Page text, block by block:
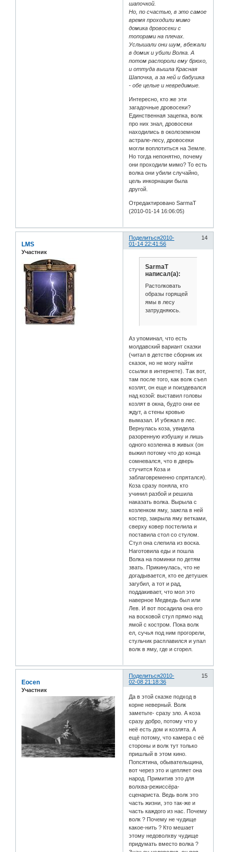
шапочкой.
Но, по счастью, в это самое
время проходили мимо
домика дровосеки с
топорами на плечах.
Услышали они шум, вбежали
в домик и убили Волка. А
потом распороли ему брюхо,
и оттуда вышла Красная
Шапочка, а за ней и бабушка
- обе целые и невредимые.
Интересно, кто же эти
загадочные дровосеки?
Единственная зацепка, волк
про них знал, дровосеки
находились в околоземном
астрале-лесу, дровосеки
могли воплотиться на Земле.
Но тогда непонятно, почему
они проходили мимо? То есть
волка они убили случайно,
цель инкорнации была
другой.
Отредактировано SarmaT
(2010-01-14 16:06:05)
Поделиться 14
2010-
01-14 22:41:56
LMS
Участник
SarmaT
написал(а):
Растолковать
образы горящей
ямы в лесу
затрудняюсь.
Аз упоминал, что есть
молдавский вариант сказки
(читал в детстве сборник их
сказок, но не могу найти
ссылки в интернете). Так вот,
там после того, как волк съел
козлят, он еще и поиздевался
над козой: выставил головы
козлят в окна, будто они ее
ждут, а стены кровью
вымазал. И убежал в лес.
Вернулась коза, увидела
разоренную избушку и лишь
одного козленка в живых (он
выжил потому что до конца
сомневался, что в дверь
стучится Коза и
заблаговременно спрятался).
Коза сразу поняла, кто
учинил разбой и решила
наказать волка. Вырыла с
козленком яму, зажгла в ней
костер, закрыла яму ветками,
сверху ковер постелила и
поставила стол со стулом.
Стул она слепила из воска.
Наготовила еды и пошла
Волка на поминки по детям
звать. Прикинулась, что не
догадывается, кто ее детушек
загубил, а тот и рад,
поддакивает, что мол это
наверное Медведь был или
Лев. И вот посадила она его
на восковой стул прямо над
ямой с костром. Пока волк
ел, сучья под ним прогорели,
стульчик расплавился и упал
волк в яму, где и сгорел.
Поделиться 15
2010-
02-08 21:18:36
Eocen
Участник
Да в этой сказке подход в
корне неверный. Волк
заметьте- сразу зло. А коза
сразу добро, потому что у
неё есть дом и козлята. А
ещё потому, что камера с её
стороны и волк тут только
пришлый в этом кино.
Попсятина, обывательщина,
вот через это и цепляет она
народ. Примитив это для
волхва-режиссёра-
сценариста. Ведь волк это
часть жизни, это так-же и
часть каждого из нас. Почему
волк ? Почему не чудище
какое-нить ? Кто мешает
этому недоволхву чудище
придумать вместо волка ?